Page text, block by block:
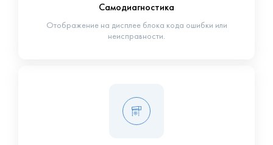
Самодиагностика
Отображение на дисплее блока кода ошибки или
неисправности.